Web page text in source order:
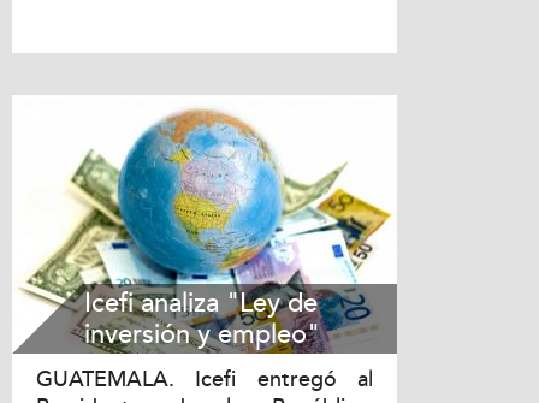
Icefi analiza "Ley de
inversión y empleo"
GUATEMALA. Icefi entregó al